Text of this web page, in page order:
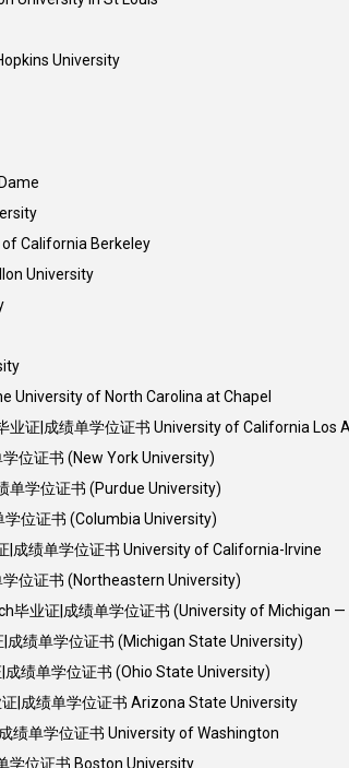
University
California Berkeley
University
University of North Carolina at Chapel
证|成绩单学位证书 University of California Los
位证书 (New York University)
单学位证书 (Purdue University)
位证书 (Columbia University)
|成绩单学位证书 University of California-Irvine
位证书 (Northeastern University)
毕业证|成绩单学位证书 (University of Michigan
绩单学位证书 (Michigan State University)
绩单学位证书 (Ohio State University)
|成绩单学位证书 Arizona State University
绩单学位证书 University of Washington
学位证书 Boston University